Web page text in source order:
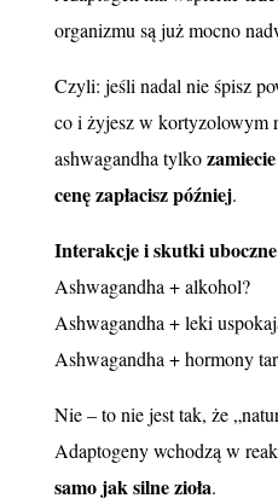
organizmu są już mocno
Czyli: jeśli nadal nie śpisz
co i żyjesz w kortyzolowym
ashwagandha tylko
cenę zapłacisz później.
Interakcje i skutki
Ashwagandha + alkohol?
Ashwagandha + leki
Ashwagandha + hormony
Nie – to nie jest tak, że
Adaptogeny wchodzą w
samo jak silne zioła.